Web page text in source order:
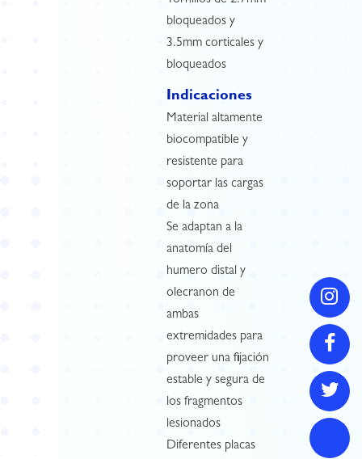
bloqueados y
3.5mm corticales y
bloqueados
Indicaciones
Material altamente
biocompatible y
resistente para
soportar las cargas
de la zona
Se adaptan a la
anatomía del
humero distal y
olecranon de
ambas
extremidades para
proveer una fijación
estable y segura de
los fragmentos
lesionados
Diferentes placas